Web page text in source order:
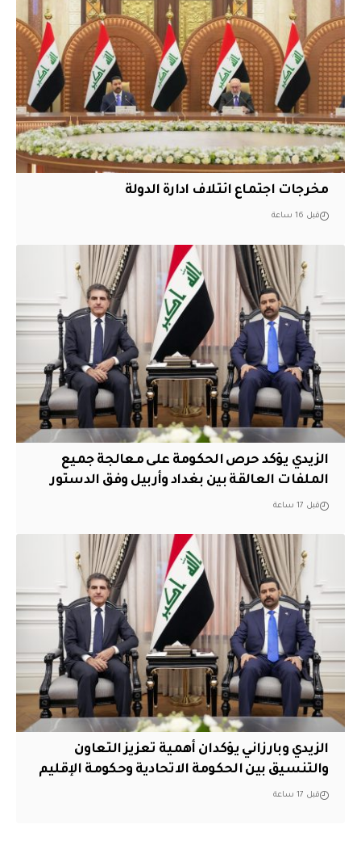
مخرجات اجتماع ائتلاف ادارة الدولة
قبل 16 ساعة
الزيدي يؤكد حرص الحكومة على معالجة جميع
الملفات العالقة بين بغداد وأربيل وفق الدستور
قبل 17 ساعة
الزيدي وبارزاني يؤكدان أهمية تعزيز التعاون
والتنسيق بين الحكومة الاتحادية وحكومة الإقليم
قبل 17 ساعة